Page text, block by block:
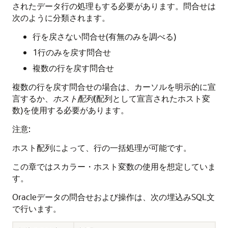
されたデータ行の処理もする必要があります。問合せは
次のように分類されます。
行を戻さない問合せ(有無のみを調べる)
1行のみを戻す問合せ
複数の行を戻す問合せ
複数の行を戻す問合せの場合は、カーソルを明示的に宣
言するか、 ホスト配列(配列として宣言されたホスト変
数)を使用する必要があります。
注意:
ホスト配列によって、行の一括処理が可能です。
この章ではスカラー・ホスト変数の使用を想定していま
す。
Oracleデータの問合せおよび操作は、次の埋込みSQL文
で行います。